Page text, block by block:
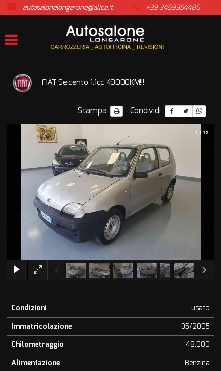
HOME
LISTA VEICOLI
ACQUISTIAMO USATO
AREA COMMERCIANTI
autosalonelongarone@alice.it +39 3459354486
FIAT Seicento 1.1cc 48000KM!!!
Stampa Condividi
×
1 / 12
Condizioni
usato
Immatricolazione
05/2005
Chilometraggio
48.000
Alimentazione
Benzina